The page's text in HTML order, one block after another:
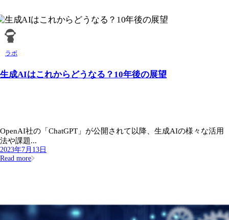
ラボ
生成AIはこれからどうなる？10年後の展望
OpenAI社の「ChatGPT」が公開されて以降、生成AIの様々な活用
法や課題...
2023年7月13日
Read more